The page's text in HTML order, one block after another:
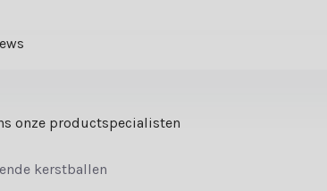
onze productspecialisten
kerstballen